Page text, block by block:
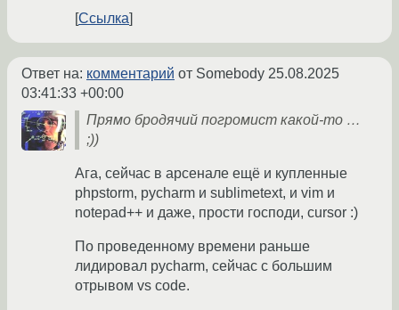
Ссылка
Ответ на: комментарий от Somebody 25.08.2025
03:41:33 +00:00
Прямо бродячий погромист какой-то …
;))
Ага, сейчас в арсенале ещё и купленные
phpstorm, pycharm и sublimetext, и vim и
notepad++ и даже, прости господи, cursor :)
По проведенному времени раньше
лидировал pycharm, сейчас с большим
отрывом vs code.